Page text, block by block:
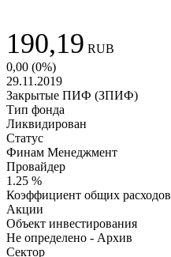
190,19 RUB
0,00 (0%)
29.11.2019
Закрытые ПИФ (ЗПИФ)
Тип фонда
Ликвидирован
Статус
Финам Менеджмент
Провайдер
1.25 %
Коэффициент общих расходов
Акции
Объект инвестирования
Не определено - Архив
Сектор